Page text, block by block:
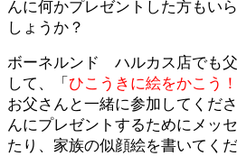
んに何かプレゼントした方もい
しょうか？
ボーネルンド ハルカス店でも
して、「 ひこうきに絵をかこう！
お父さんと一緒に参加してくだ
んにプレゼントするためにメッ
たり、家族の似顔絵を書いてく